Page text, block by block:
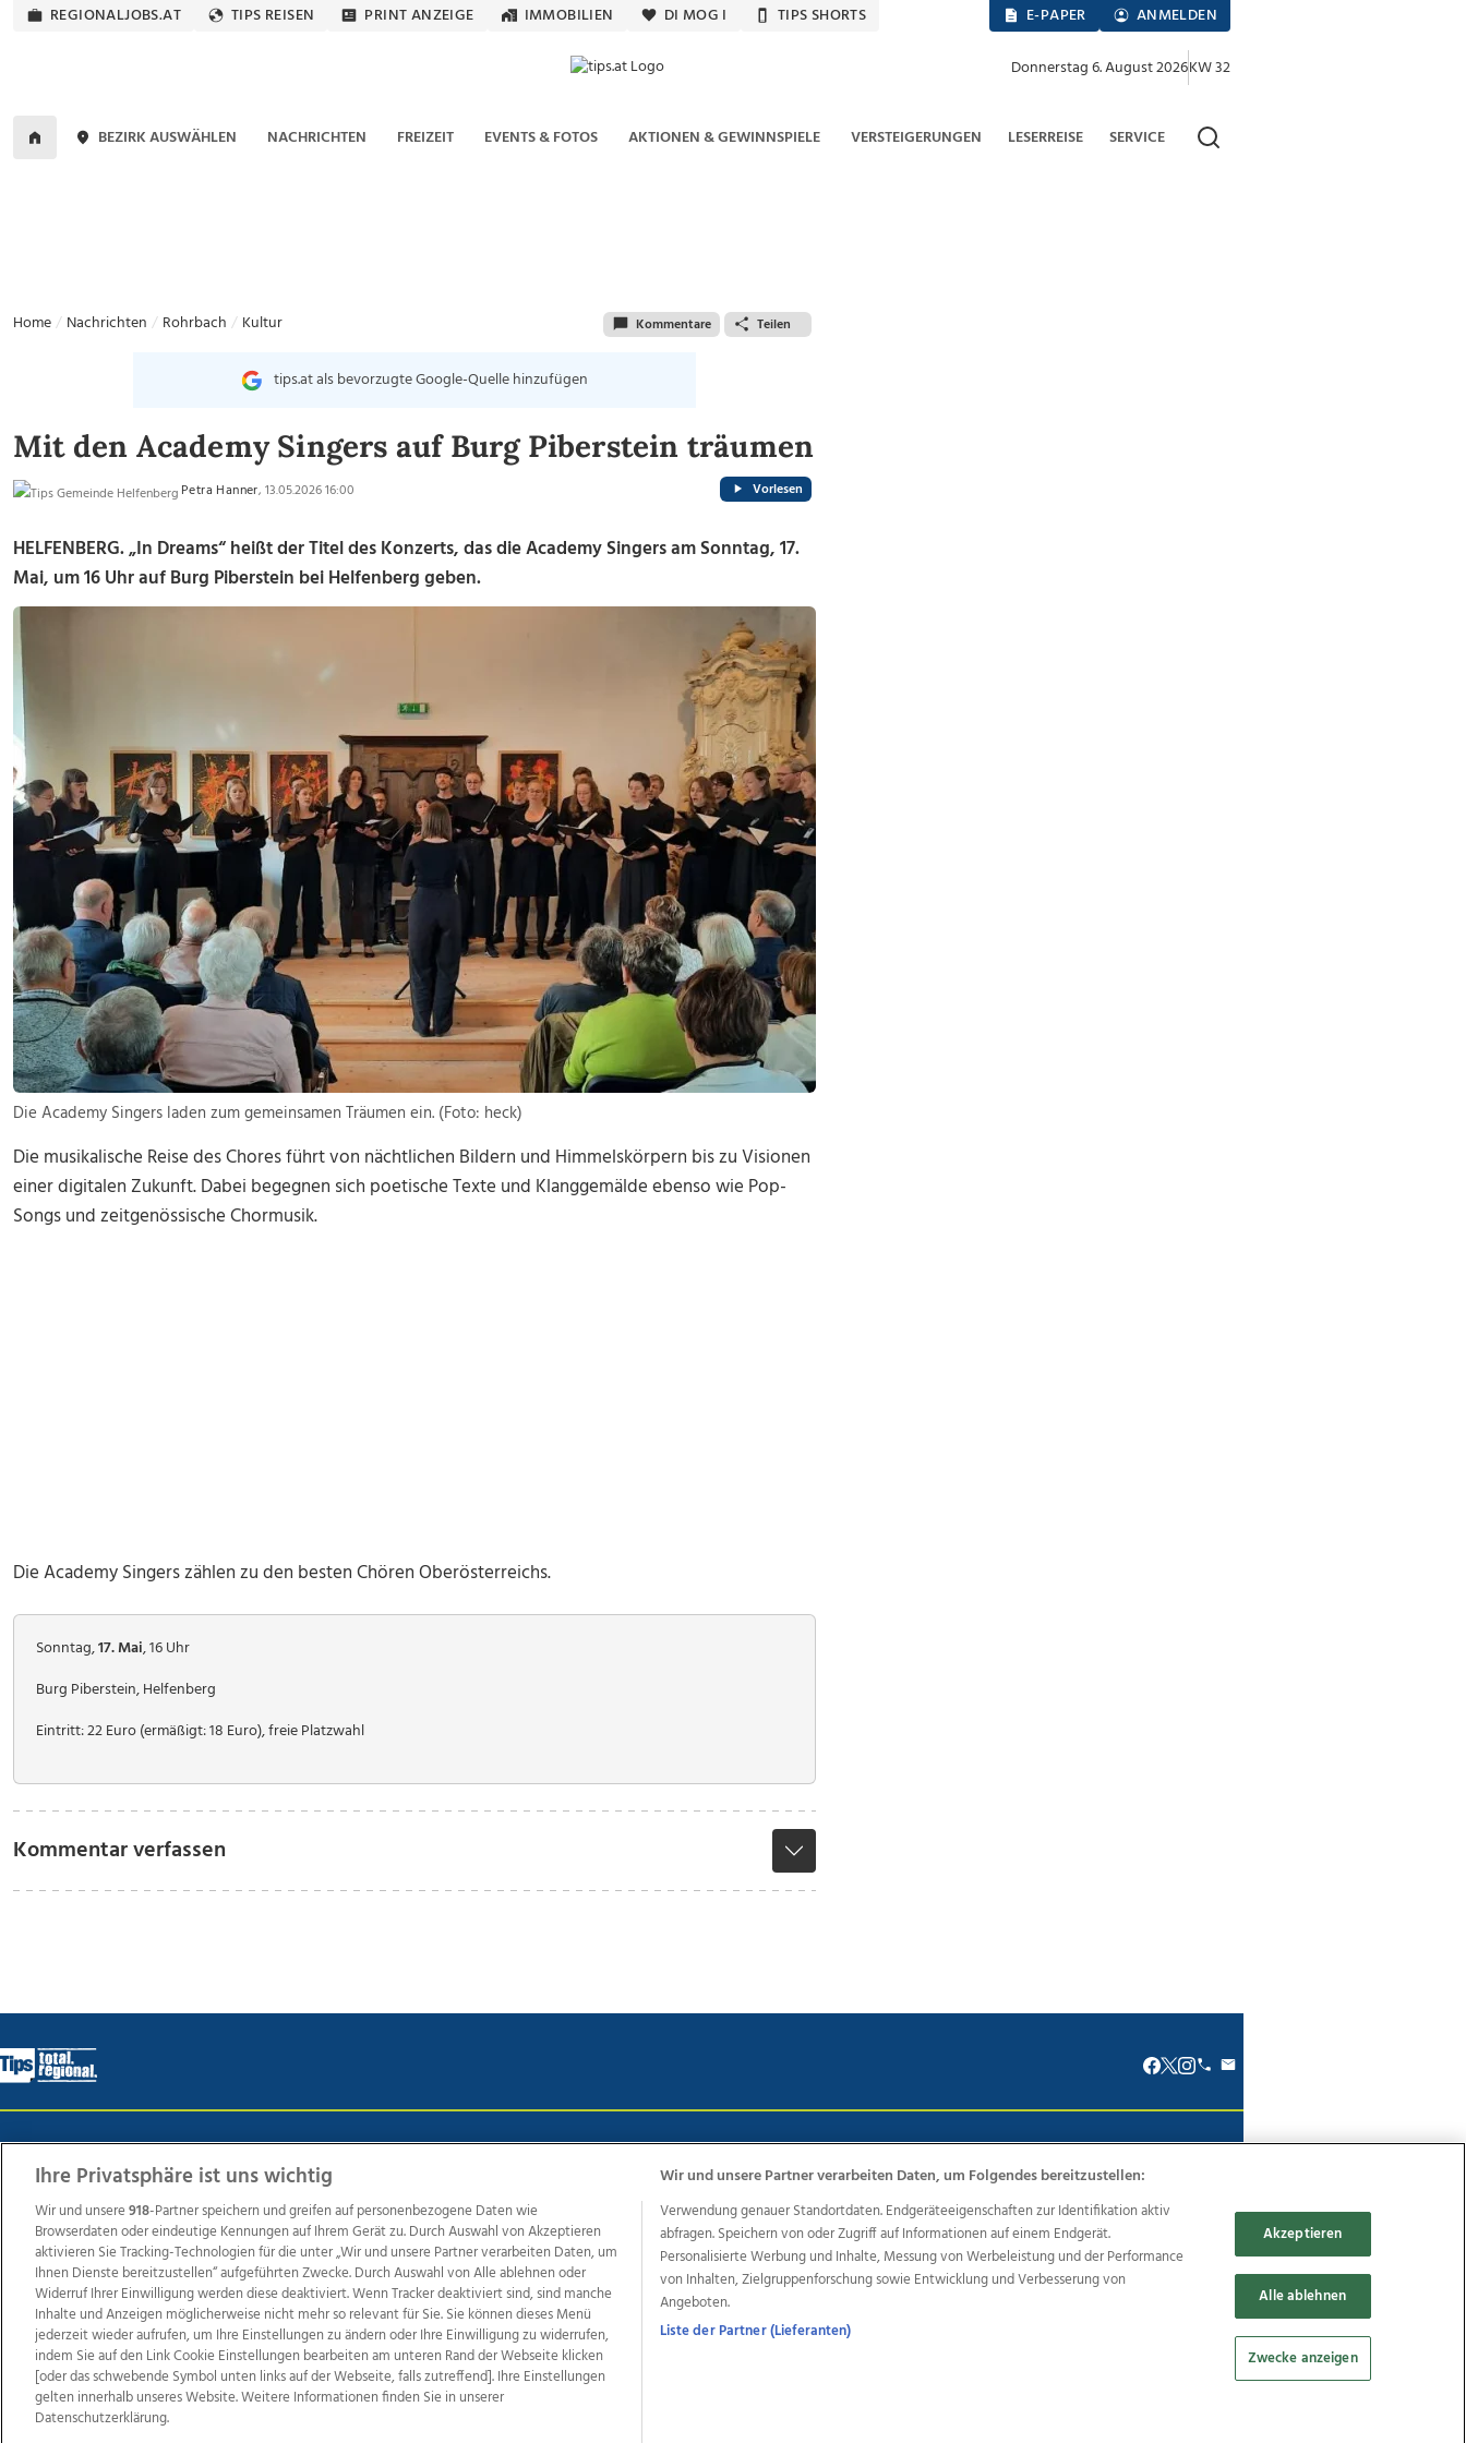
REGIONALJOBS.AT TIPS REISEN PRINT ANZEIGE IMMOBILIEN DI MOG I TIPS SHORTS E-PAPER ANMELDEN
Donnerstag 6. August 2026KW 32
BEZIRK AUSWÄHLEN NACHRICHTEN FREIZEIT EVENTS & FOTOS AKTIONEN & GEWINNSPIELE VERSTEIGERUNGEN LESERREISE SERVICE
Home Nachrichten Rohrbach Kultur Kommentare Teilen
tips.at als bevorzugte Google-Quelle hinzufügen
Mit den Academy Singers auf Burg Piberstein träumen
Petra Hanner, 13.05.2026 16:00 Vorlesen
HELFENBERG. „In Dreams“ heißt der Titel des Konzerts, das die Academy Singers am Sonntag, 17.
Mai, um 16 Uhr auf Burg Piberstein bei Helfenberg geben.
Die Academy Singers laden zum gemeinsamen Träumen ein. (Foto: heck)
Die musikalische Reise des Chores führt von nächtlichen Bildern und Himmelskörpern bis zu Visionen
einer digitalen Zukunft. Dabei begegnen sich poetische Texte und Klanggemälde ebenso wie Pop-
Songs und zeitgenössische Chormusik.
Die Academy Singers zählen zu den besten Chören Oberösterreichs.
Sonntag,17. Mai, 16 Uhr
Burg Piberstein, Helfenberg
Eintritt: 22 Euro (ermäßigt: 18 Euro), freie Platzwahl
Kommentar verfassen
Weitere Angebote des Medienhauses Wimmer
TV1 di-mog-i.at OÖNow Ischler Woche Life Radio OÖNachrichten OÖN Immobilien OÖN Karriere OÖN Reise
Promenaden Galerien
Regionaljobs
wasistlos.at wirtrauern.at
Copyrights © 2026 Tips Zeitungs GmbH & Co KG
Ihre Privatsphäre ist uns wichtig
Wir und unsere918-Partner speichern und greifen auf personenbezogene Daten wie
Browserdaten oder eindeutige Kennungen auf Ihrem Gerät zu. Durch Auswahl von Akzeptieren
aktivieren Sie Tracking-Technologien für die unter „Wir und unsere Partner verarbeiten Daten, um
Ihnen Dienste bereitzustellen“ aufgeführten Zwecke. Durch Auswahl von Alle ablehnen oder
Widerruf Ihrer Einwilligung werden diese deaktiviert. Wenn Tracker deaktiviert sind, sind manche
Inhalte und Anzeigen möglicherweise nicht mehr so relevant für Sie. Sie können dieses Menü
jederzeit wieder aufrufen, um Ihre Einstellungen zu ändern oder Ihre Einwilligung zu widerrufen,
indem Sie auf den Link Cookie Einstellungen bearbeiten am unteren Rand der Webseite klicken
[oder das schwebende Symbol unten links auf der Webseite, falls zutreffend]. Ihre Einstellungen
gelten innerhalb unseres Website. Weitere Informationen finden Sie in unserer
Datenschutzerklärung.
Wir und unsere Partner verarbeiten Daten, um Folgendes bereitzustellen:
Verwendung genauer Standortdaten. Endgeräteeigenschaften zur Identifikation aktiv
abfragen. Speichern von oder Zugriff auf Informationen auf einem Endgerät.
Personalisierte Werbung und Inhalte, Messung von Werbeleistung und der Performance
von Inhalten, Zielgruppenforschung sowie Entwicklung und Verbesserung von
Angeboten.
Liste der Partner (Lieferanten)
Akzeptieren
Alle ablehnen
Zwecke anzeigen